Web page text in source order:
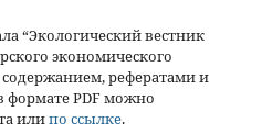
“Экологический вестник
экономического
содержанием, рефератами и
формате PDF можно
илипо ссылке.